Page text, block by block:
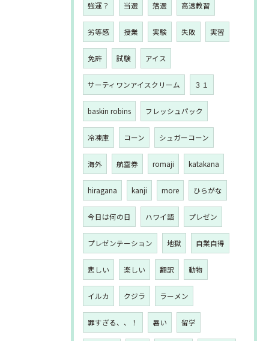
強運？ 当選 落選 高速教習
劣等感 授業 実験 失敗 実習
免許 試験 アイス
サーティワンアイスクリーム ３１
baskin robins フレッシュパック
冷凍庫 コーン シュガーコーン
海外 航空券 romaji katakana
hiragana kanji more ひらがな
今日は何の日 ハワイ語 プレゼン
プレゼンテーション 地獄 自業自得
悲しい 楽しい 翻訳 動物
イルカ クジラ ラーメン
罪すぎる、、！ 暑い 留学